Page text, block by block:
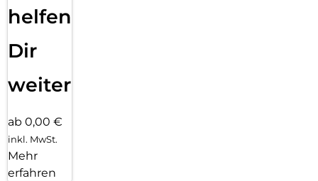
helfen
Dir
weiter
ab 0,00 €
inkl. MwSt.
Mehr
erfahren